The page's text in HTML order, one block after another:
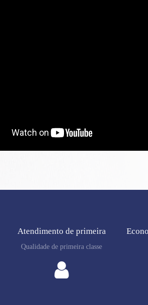
Atendimento de primeira
Qualidade de primeira classe